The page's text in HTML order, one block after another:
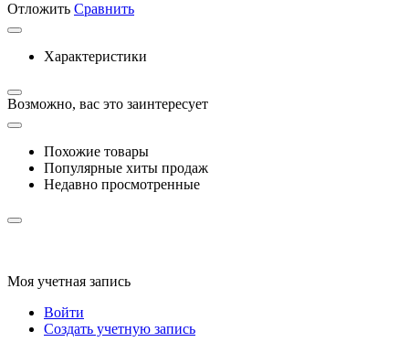
Отложить Сравнить
Характеристики
Возможно, вас это заинтересует
Похожие товары
Популярные хиты продаж
Недавно просмотренные
Моя учетная запись
Войти
Создать учетную запись